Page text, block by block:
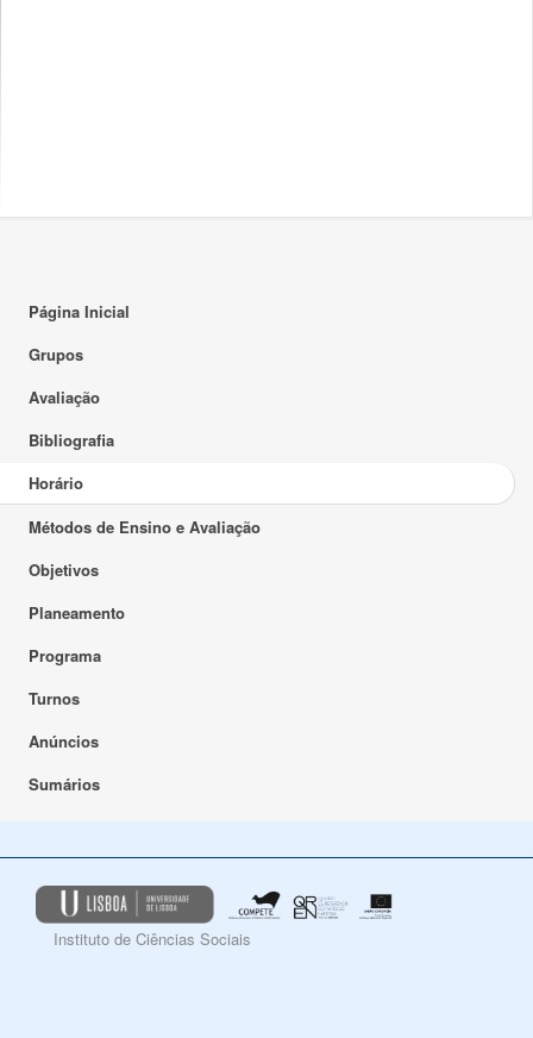
23:00
Página Inicial
Grupos
Avaliação
Bibliografia
Horário
Métodos de Ensino e Avaliação
Objetivos
Planeamento
Programa
Turnos
Anúncios
Sumários
Instituto de Ciências Sociais